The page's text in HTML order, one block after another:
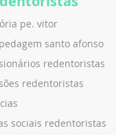
pe. vitor
santo afonso
redentoristas
redentoristas
sociais redentoristas